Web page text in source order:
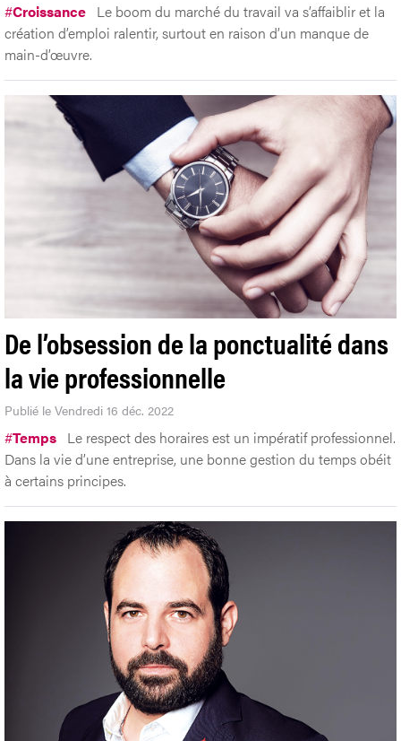
#Croissance Le boom du marché du travail va s’affaiblir et la
création d’emploi ralentir, surtout en raison d’un manque de
main-d’œuvre.
De l’obsession de la ponctualité dans
la vie professionnelle
Publié le Vendredi 16 déc. 2022
#Temps Le respect des horaires est un impératif professionnel.
Dans la vie d’une entreprise, une bonne gestion du temps obéit
à certains principes.